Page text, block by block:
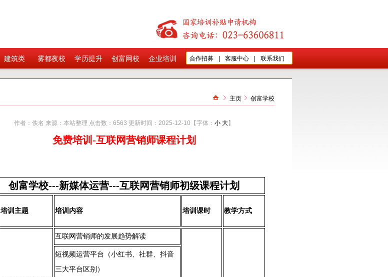
建筑类 雾都夜校 学历提升 创富网校 企业培训 合作招募 客服中心 联系我们
主页 创富学校
作者：佚名 来源：本站整理 点击数： 6563 更新时间： 2025-12-10 【字体： 小 大】
免费培训-互联网营销师课程计划
创富学校---新媒体运营---互联网营销师初级课程计划
培训主题 培训内容 培训课时 教学方式
互联网营销师的发展趋势解读
短视频运营平台（小红书、社群、抖音
三大平台区别）